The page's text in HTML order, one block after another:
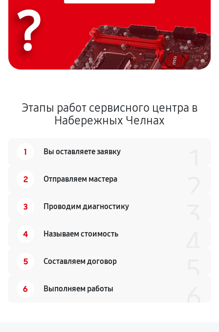
?
Этапы работ сервисного центра в
Набережных Челнах
1 Вы оставляете заявку
2 Отправляем мастера
3 Проводим диагностику
4 Называем стоимость
5 Составляем договор
6 Выполняем работы